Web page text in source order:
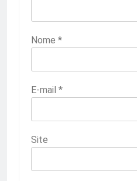
Nome *
E-mail *
Site